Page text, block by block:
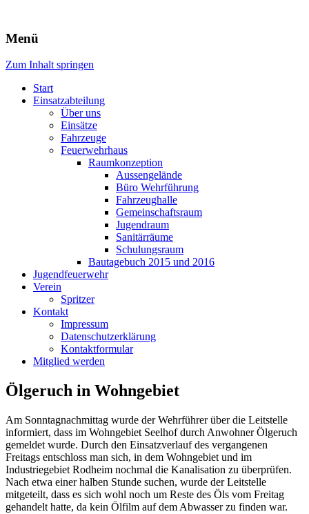
Freiwillige Feuerwehr Rodheim
v.d.H.
Menü
Zum Inhalt springen
Start
Einsatzabteilung
Über uns
Einsätze
Fahrzeuge
Feuerwehrhaus
Raumkonzeption
Aussengelände
Büro Wehrführung
Fahrzeughalle
Gemeinschaftsraum
Jugendraum
Sanitärräume
Schulungsraum
Bautagebuch 2015 und 2016
Jugendfeuerwehr
Verein
Spritzer
Kontakt
Impressum
Datenschutzerklärung
Kontaktformular
Mitglied werden
Ölgeruch in Wohngebiet
Am Sonntagnachmittag wurde der Wehrführer über die Leitstelle
informiert, dass im Wohngebiet Seelhof durch Anwohner Ölgeruch
gemeldet wurde. Durch den Einsatzverlauf des vergangenen
Freitags entschloss man sich, in dem Wohngebiet und im
Industriegebiet Rodheim nochmal die Kanalisation zu überprüfen.
Nach etwa einer halben Stunde suchen, wurde der Leitstelle
mitgeteilt, dass es sich wohl noch um Reste des Öls vom Freitag
gehandelt hatte, da kein Ölfilm auf dem Abwasser zu finden war.